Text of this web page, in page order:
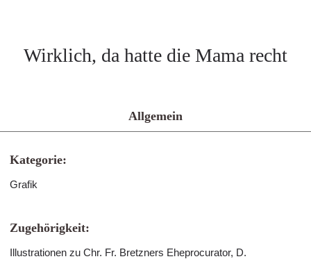
Wirklich, da hatte die Mama recht
Allgemein
Kategorie:
Grafik
Zugehörigkeit:
Illustrationen zu Chr. Fr. Bretzners Eheprocurator, D.